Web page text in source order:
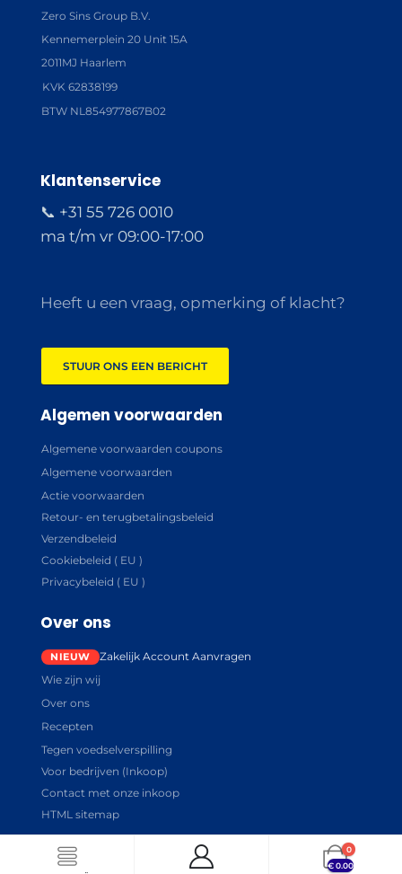
Zero Sins Group B.V.
Kennemerplein 20 Unit 15A
2011MJ Haarlem
KVK 62838199
BTW NL854977867B02
Klantenservice
📞 +31 55 726 0010
ma t/m vr 09:00-17:00
Heeft u een vraag, opmerking of klacht?
STUUR ONS EEN BERICHT
Algemen voorwaarden
Algemene voorwaarden coupons
Algemene voorwaarden
Actie voorwaarden
Retour- en terugbetalingsbeleid
Verzendbeleid
Cookiebeleid ( EU )
Privacybeleid ( EU )
Over ons
Zakelijk Account Aanvragen
Wie zijn wij
Over ons
Recepten
Tegen voedselverspilling
Voor bedrijven (Inkoop)
Contact met onze inkoop
HTML sitemap
0
€0.00